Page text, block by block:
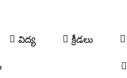
విద్య క్రీడలు